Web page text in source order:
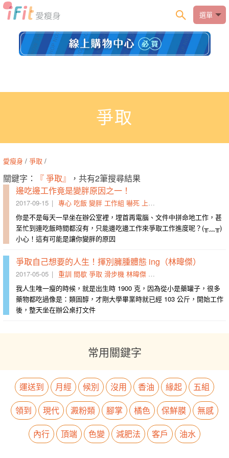
選單
爭取
愛瘦身 / 爭取 /
關鍵字： 『 爭取』
，共有2筆搜尋結果
邊吃邊工作竟是變胖原因之一！
2017-09-15 專心 吃飯 變胖 工作組 嚇死 上揚
你是不是每天一早坐在辦公室裡，埋首再電腦、文件中拼命地工作，甚
至忙到連吃飯時間都沒有，只能邊吃邊工作來爭取工作進度呢？(╥﹏╥)
小心！這有可能是讓你變胖的原因
爭取自己想要的人生！揮別臃腫體態 ing（林暐傑）
2017-05-05 重訓 間歇 爭取 滑步機 林暐傑 師會
我人生唯一瘦的時候，就是出生時 1900 克，因為從小是藥罐子，很多
藥物都吃過像是：類固醇，才剛大學畢業時就已經 103 公斤，開始工作
後，整天坐在辦公桌打文件
常用關鍵字
運送到 月經 候別 沒用 香油 緣起
五組
領到
現代 澱粉類 腳掌 橘色 保鮮膜
無感
內行
頂端 色變 減肥法 客戶 油水